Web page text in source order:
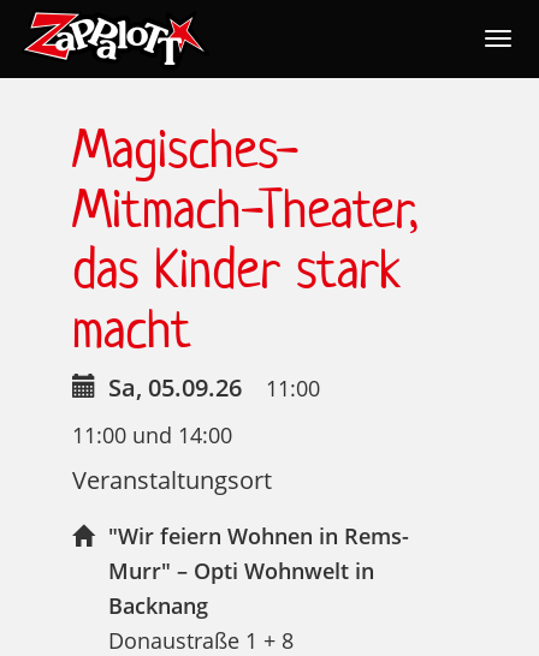
Magisches-
Mitmach-Theater,
das Kinder stark
macht
Sa, 05.09.26
11:00
11:00 und 14:00
Veranstaltungsort
"Wir feiern Wohnen in Rems-
Murr" – Opti Wohnwelt in
Backnang
Donaustraße 1 + 8